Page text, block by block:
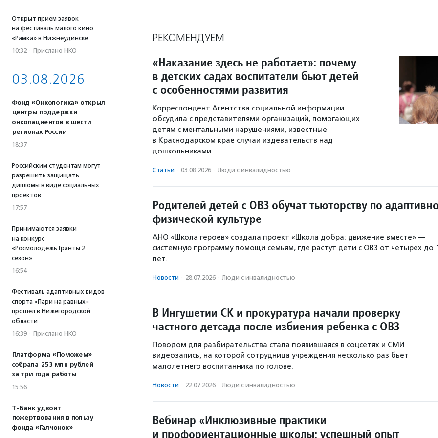
Открыт прием заявок
на фестиваль малого кино
«Рамка» в Нижнеудинске
10:32 · Прислано НКО
03.08.2026
Фонд «Онкологика» открыл
центры поддержки
онкопациентов в шести
регионах России
18:37
Российским студентам могут
разрешить защищать
дипломы в виде социальных
проектов
17:57
Принимаются заявки
на конкурс
«Росмолодежь.Гранты 2
сезон»
16:54
Фестиваль адаптивных видов
спорта «Пари на равных»
прошел в Нижегородской
области
16:39 · Прислано НКО
Платформа «Поможем»
собрала 253 млн рублей
за три года работы
15:56
Т-Банк удвоит
пожертвования в пользу
фонда «Галчонок»
РЕКОМЕНДУЕМ
«Наказание здесь не работает»: почему
в детских садах воспитатели бьют детей
с особенностями развития
Корреспондент Агентства социальной информации
обсудила с представителями организаций, помогающих
детям с ментальными нарушениями, известные
в Краснодарском крае случаи издевательств над
дошкольниками.
Статьи · 03.08.2026 · Люди с инвалидностью
Родителей детей с ОВЗ обучат тьюторству по
физической культуре
АНО «Школа героев» создала проект «Школа добра: движение вместе» —
системную программу помощи семьям, где растут дети с ОВЗ от четырех до
лет.
Новости · 28.07.2026 · Люди с инвалидностью
В Ингушетии СК и прокуратура начали проверку
частного детсада после избиения ребенка с ОВЗ
Поводом для разбирательства стала появившаяся в соцсетях и СМИ
видеозапись, на которой сотрудница учреждения несколько раз бьет
малолетнего воспитанника по голове.
Новости · 22.07.2026 · Люди с инвалидностью
Вебинар «Инклюзивные практики
и профориентационные школы: успешный опыт